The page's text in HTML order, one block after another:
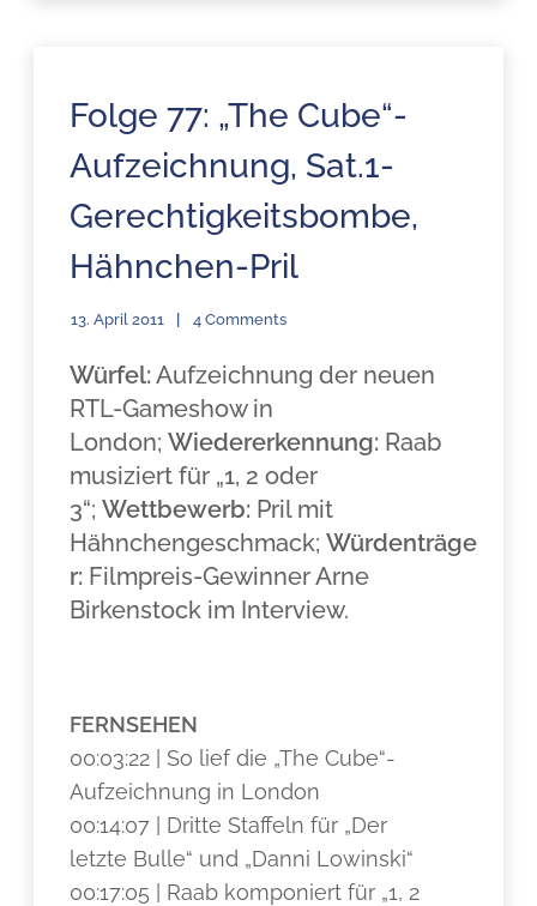
Folge 77: „The Cube“-
Aufzeichnung, Sat.1-
Gerechtigkeitsbombe,
Hähnchen-Pril
13. April 2011 4 Comments
Würfel: Aufzeichnung der neuen
RTL-Gameshow in
London;Wiedererkennung: Raab
musiziert für „1, 2 oder
3“;Wettbewerb: Pril mit
Hähnchengeschmack;Würdenträge
r: Filmpreis-Gewinner Arne
Birkenstock im Interview.
FERNSEHEN
00:03:22 | So lief die „The Cube“-
Aufzeichnung in London
00:14:07 | Dritte Staffeln für „Der
letzte Bulle“ und „Danni Lowinski“
00:17:05 | Raab komponiert für „1, 2